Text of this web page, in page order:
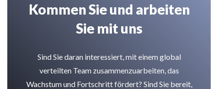
Kommen Sie und arbeiten
Sie mit uns
Sind Sie daran interessiert, mit einem global
verteilten Team zusammenzuarbeiten, das
Wachstum und Fortschritt fördert? Sind Sie bereit,